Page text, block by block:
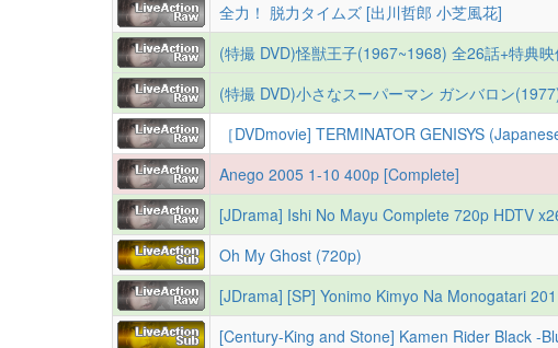
全力！ 脱力タイムズ [出川哲郎 小芝風花]
(特撮 DVD)怪獣王子(1967~1968) 全26話+特典
(特撮 DVD)小さなスーパーマン ガンバロン
［DVDmovie] TERMINATOR GENISYS
Anego 2005 1-10 400p [Complete]
[JDrama] Ishi No Mayu Complete 720p HDTV
Oh My Ghost (720p)
[JDrama] [SP] Yonimo Kimyo Na Monogatari
[Century-King and Stone] Kamen Rider Black -